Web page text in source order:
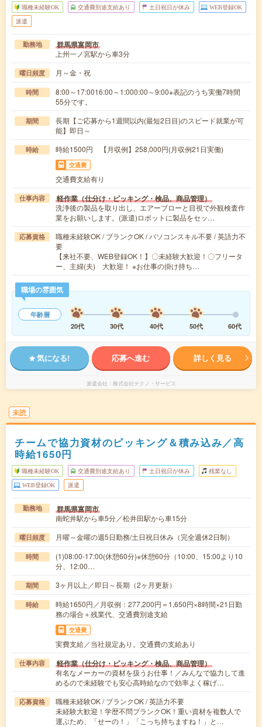
職種未経験OK 交通費別途支給あり 土日祝日が休み WEB登録OK
派遣
勤務地 群馬県富岡市
上州一ノ宮駅から車3分
曜日頻度 月～金・祝
時間
8:00～17:0016:00～1:000:00～9:00※表記のうち実働7時間
55分です。
期間
長期【ご応募から1週間以内(最短2日目)のスピード就業が可
能】即日～
時給 時給1500円 【月収例】258,000円(月収例21日実働)
交通費
交通費支給有り
仕事内容 軽作業（仕分け・ピッキング・検品、商品管理）
洗浄後の製品を取り出し、エアーブローと目視で外観検査作
業をお願いします。(派遣)ロボットに製品をセッ…
応募資格
職種未経験OK / ブランクOK / パソコンスキル不要 / 英語力不
要
【来社不要、WEB登録OK！】〇未経験大歓迎！〇フリータ
ー、主婦(夫) 大歓迎！ ※お仕事の掛け持ち…
職場の雰囲気
年齢層
20代
30代 40代 50代 60代
気になる! 応募へ進む 詳しく見る
派遣会社 株式会社テクノ・サービス
未読
チームで協力資材のピッキング＆積み込み／高
時給1650円
職種未経験OK 交通費別途支給あり 土日祝日が休み 残業なし
WEB登録OK 派遣
勤務地 群馬県富岡市
南蛇井駅から車5分／松井田駅から車15分
曜日頻度 月曜～金曜の週5日勤務/土日祝日休み（完全週休2日制）
時間
(1)08:00-17:00(休憩60分)※休憩60分（10:00、15:00より10
分、12:00…
期間 3ヶ月以上／即日～長期（2ヶ月更新）
時給
時給1650円／月収例：277,200円＝1,650円×8時間×21日勤
務の場合＋残業代、交通費別途支給
交通費
実費支給／当社規定あり。交通費の支給あり
仕事内容 軽作業（仕分け・ピッキング・検品、商品管理）
有名なメーカーの資材を扱うお仕事！／みんなで協力して進
めるので未経験でも安心高時給なので効率よく稼げ…
応募資格
職種未経験OK / ブランクOK / 英語力不要
未経験大歓迎！学歴不問ブランクOK！重い資材を複数人で
運ぶため、「せーの！」「こっち持ちますね！」と…